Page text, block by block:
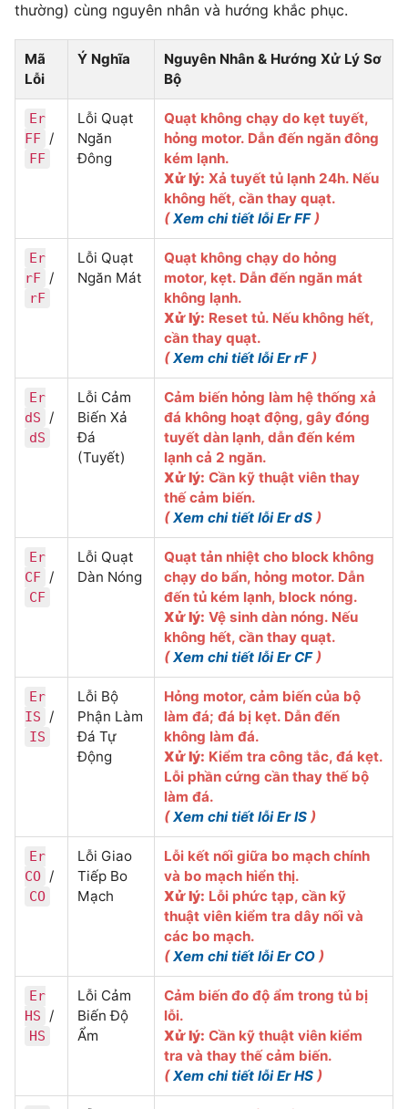
thường) cùng nguyên nhân và hướng khắc phục.
Mã
Lỗi
Ý Nghĩa
Nguyên Nhân & Hướng Xử Lý Sơ
Bộ
Er
FF /
FF
Lỗi Quạt
Ngăn
Đông
Quạt không chạy do kẹt tuyết,
hỏng motor. Dẫn đến ngăn đông
kém lạnh.
Xử lý: Xả tuyết tủ lạnh 24h. Nếu
không hết, cần thay quạt.
(Xem chi tiết lỗi Er FF)
Er
rF /
rF
Lỗi Quạt
Ngăn Mát
Quạt không chạy do hỏng
motor, kẹt. Dẫn đến ngăn mát
không lạnh.
Xử lý: Reset tủ. Nếu không hết,
cần thay quạt.
(Xem chi tiết lỗi Er rF)
Er
dS
/
dS
Lỗi Cảm
Biến Xả
Đá
(Tuyết)
Cảm biến hỏng làm hệ thống xả
đá không hoạt động, gây đóng
tuyết dàn lạnh, dẫn đến kém
lạnh cả 2 ngăn.
Xử lý: Cần kỹ thuật viên thay
thế cảm biến.
(Xem chi tiết lỗi Er dS )
Er
CF /
CF
Lỗi Quạt
Dàn Nóng
Quạt tản nhiệt cho block không
chạy do bẩn, hỏng motor. Dẫn
đến tủ kém lạnh, block nóng.
Xử lý: Vệ sinh dàn nóng. Nếu
không hết, cần thay quạt.
(Xem chi tiết lỗi Er CF)
Er
IS
/
IS
Lỗi Bộ
Phận Làm
Đá Tự
Động
Hỏng motor, cảm biến của bộ
làm đá; đá bị kẹt. Dẫn đến
không làm đá.
Xử lý: Kiểm tra công tắc, đá kẹt.
Lỗi phần cứng cần thay thế bộ
làm đá.
(Xem chi tiết lỗi Er IS )
Er
CO /
CO
Lỗi Giao
Tiếp Bo
Mạch
Lỗi kết nối giữa bo mạch chính
và bo mạch hiển thị.
Xử lý: Lỗi phức tạp, cần kỹ
thuật viên kiểm tra dây nối và
các bo mạch.
(Xem chi tiết lỗi Er CO )
Er
HS
/
HS
Lỗi Cảm
Biến Độ
Ẩm
Cảm biến đo độ ẩm trong tủ bị
lỗi.
Xử lý: Cần kỹ thuật viên kiểm
tra và thay thế cảm biến.
(Xem chi tiết lỗi Er HS )